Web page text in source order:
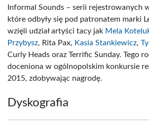
Informal Sounds – serii rejestrowanych
które odbyły się pod patronatem marki
wzięli udział artyści tacy jak Mela
Przybysz, Rita Pax, Kasia Stankiewicz,
Curly Heads oraz Terrific Sunday. Tego
doceniona w ogólnopolskim konkursie
2015, zdobywając nagrodę.
Dyskografia